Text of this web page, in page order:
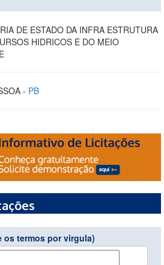
DE ESTADO DA INFRA ESTRUTURA
HIDRICOS E DO MEIO
- PB
os termos por virgula)